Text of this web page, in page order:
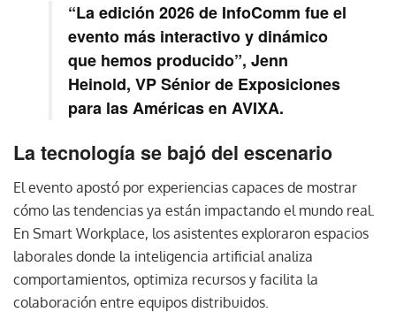
“La edición 2026 de InfoComm fue el
evento más interactivo y dinámico
que hemos producido”, Jenn
Heinold, VP Sénior de Exposiciones
para las Américas en AVIXA.
La tecnología se bajó del escenario
El evento apostó por experiencias capaces de mostrar
cómo las tendencias ya están impactando el mundo real.
En Smart Workplace, los asistentes exploraron espacios
laborales donde la inteligencia artificial analiza
comportamientos, optimiza recursos y facilita la
colaboración entre equipos distribuidos.